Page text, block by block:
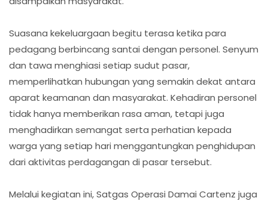
Suasana kekeluargaan begitu terasa ketika para
pedagang berbincang santai dengan personel. Senyum
dan tawa menghiasi setiap sudut pasar,
memperlihatkan hubungan yang semakin dekat antara
aparat keamanan dan masyarakat. Kehadiran personel
tidak hanya memberikan rasa aman, tetapi juga
menghadirkan semangat serta perhatian kepada
warga yang setiap hari menggantungkan penghidupan
dari aktivitas perdagangan di pasar tersebut.
Melalui kegiatan ini, Satgas Operasi Damai Cartenz juga